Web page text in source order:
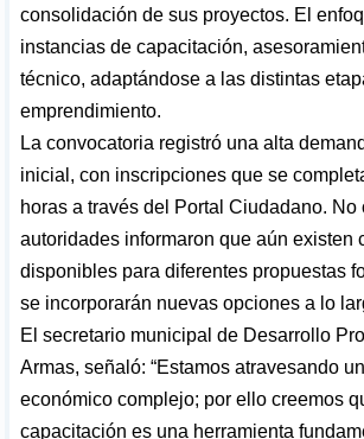
consolidación de sus proyectos. El
instancias de capacitación,
técnico, adaptándose a las distintas
emprendimiento.
La convocatoria registró una alta
inicial, con inscripciones que se
horas a través del Portal Ciudadano. No
autoridades informaron que aún existen
disponibles para diferentes propuestas
se incorporarán nuevas opciones a lo
El secretario municipal de Desarrollo
Armas, señaló: “Estamos atravesando
económico complejo; por ello creemos
capacitación es una herramienta